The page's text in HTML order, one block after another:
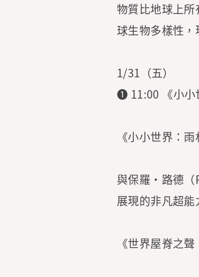
物質比地球上
球生物多樣性
1/31（五）
➊ 11:00 《小小
《小小世界：
與保羅·路德（
展現的非凡超能
《世界屋脊之